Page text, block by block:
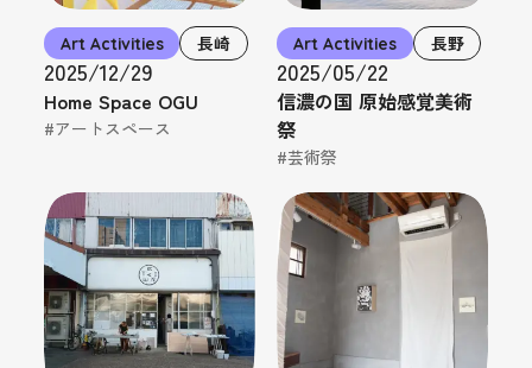
Art Activities 長崎
2025/12/29
Home Space OGU
#アートスペース
Art Activities 長野
2025/05/22
信濃の国 原始感覚美術
祭
#芸術祭